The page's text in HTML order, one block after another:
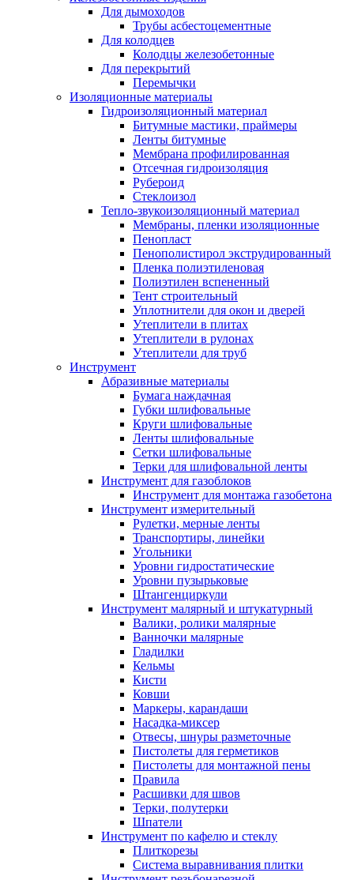
Для дымоходов
Трубы асбестоцементные
Для колодцев
Колодцы железобетонные
Для перекрытий
Перемычки
Изоляционные материалы
Гидроизоляционный материал
Битумные мастики, праймеры
Ленты битумные
Мембрана профилированная
Отсечная гидроизоляция
Рубероид
Стеклоизол
Тепло-звукоизоляционный материал
Мембраны, пленки изоляционные
Пенопласт
Пенополистирол экструдированный
Пленка полиэтиленовая
Полиэтилен вспененный
Тент строительный
Уплотнители для окон и дверей
Утеплители в плитах
Утеплители в рулонах
Утеплители для труб
Инструмент
Абразивные материалы
Бумага наждачная
Губки шлифовальные
Круги шлифовальные
Ленты шлифовальные
Сетки шлифовальные
Терки для шлифовальной ленты
Инструмент для газоблоков
Инструмент для монтажа газобетона
Инструмент измерительный
Рулетки, мерные ленты
Транспортиры, линейки
Угольники
Уровни гидростатические
Уровни пузырьковые
Штангенциркули
Инструмент малярный и штукатурный
Валики, ролики малярные
Ванночки малярные
Гладилки
Кельмы
Кисти
Ковши
Маркеры, карандаши
Насадка-миксер
Отвесы, шнуры разметочные
Пистолеты для герметиков
Пистолеты для монтажной пены
Правила
Расшивки для швов
Терки, полутерки
Шпатели
Инструмент по кафелю и стеклу
Плиткорезы
Система выравнивания плитки